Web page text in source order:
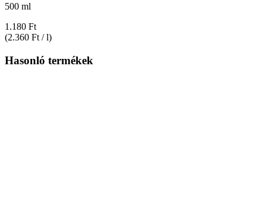
500 ml
1.180 Ft
(2.360 Ft / l)
Hasonló termékek